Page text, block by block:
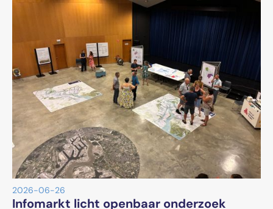
2026-06-26
Infomarkt licht openbaar onderzoek